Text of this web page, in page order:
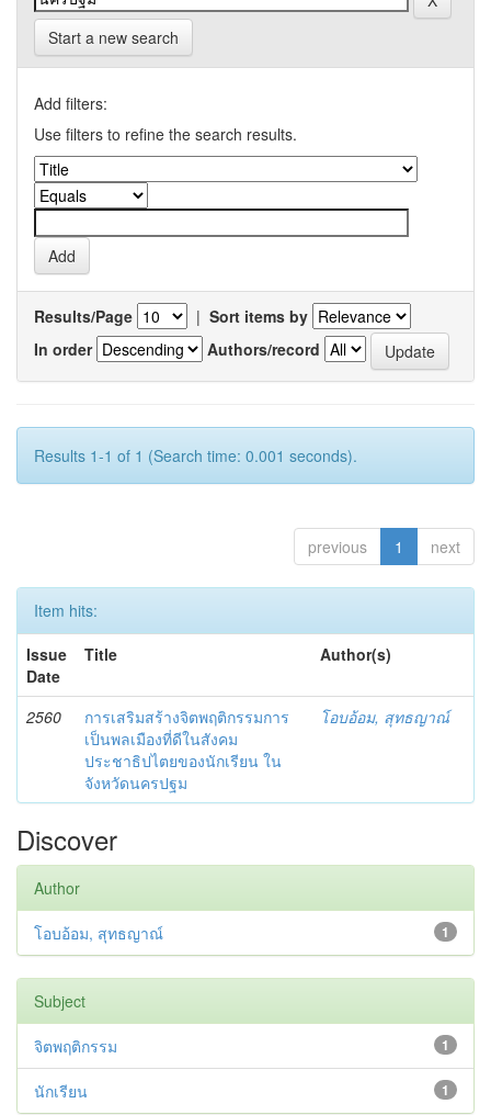
Start a new search
Add filters:
Use filters to refine the search results.
Results/Page | Sort items by
In order
Authors/record
Results 1-1 of 1 (Search time: 0.001 seconds).
previous 1 next
Item hits:
Issue
Date
Title Author(s)
2560
การเสริมสร้างจิตพฤติกรรมการ
เป็นพลเมืองที่ดีในสังคม
ประชาธิปไตยของนักเรียน ใน
จังหวัดนครปฐม
โอบอ้อม, สุทธญาณ์
Discover
Author
1
โอบอ้อม, สุทธญาณ์
Subject
1
จิตพฤติกรรม
1
นักเรียน